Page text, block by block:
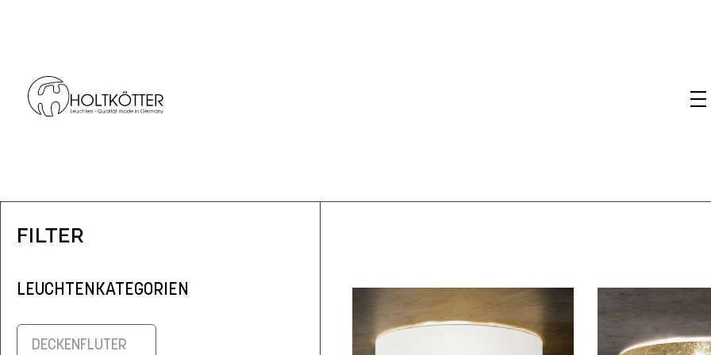
FILTER
LEUCHTENKATEGORIEN
DECKENFLUTER